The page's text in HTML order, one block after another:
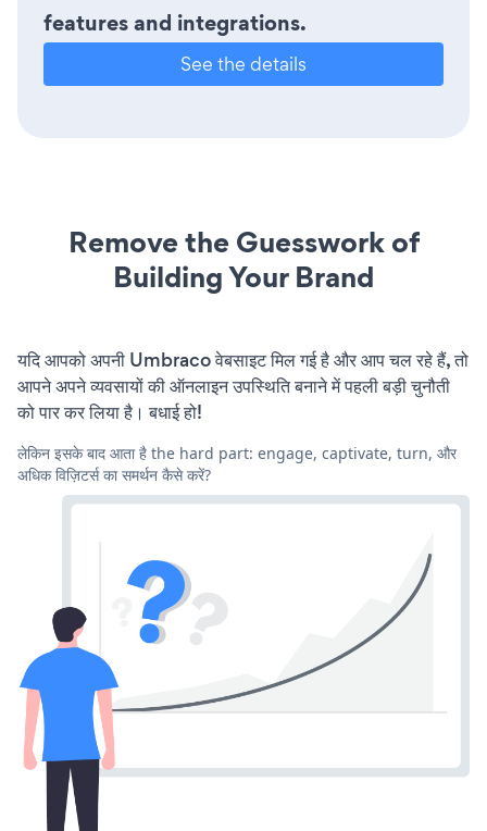
features and integrations.
See the details
Remove the Guesswork of
Building Your Brand
यदि आपको अपनी Umbraco वेबसाइट मिल गई है और आप चल रहे हैं, तो
आपने अपने व्यवसायों की ऑनलाइन उपस्थिति बनाने में पहली बड़ी चुनौती
को पार कर लिया है। बधाई हो!
लेकिन इसके बाद आता है the hard part: engage, captivate, turn, और
अधिक विज़िटर्स का समर्थन कैसे करें?